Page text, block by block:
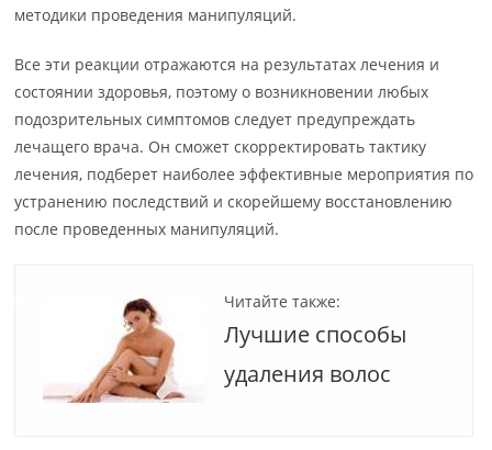
методики проведения манипуляций.
Все эти реакции отражаются на результатах лечения и
состоянии здоровья, поэтому о возникновении любых
подозрительных симптомов следует предупреждать
лечащего врача. Он сможет скорректировать тактику
лечения, подберет наиболее эффективные мероприятия по
устранению последствий и скорейшему восстановлению
после проведенных манипуляций.
Читайте также:
Лучшие способы
удаления волос